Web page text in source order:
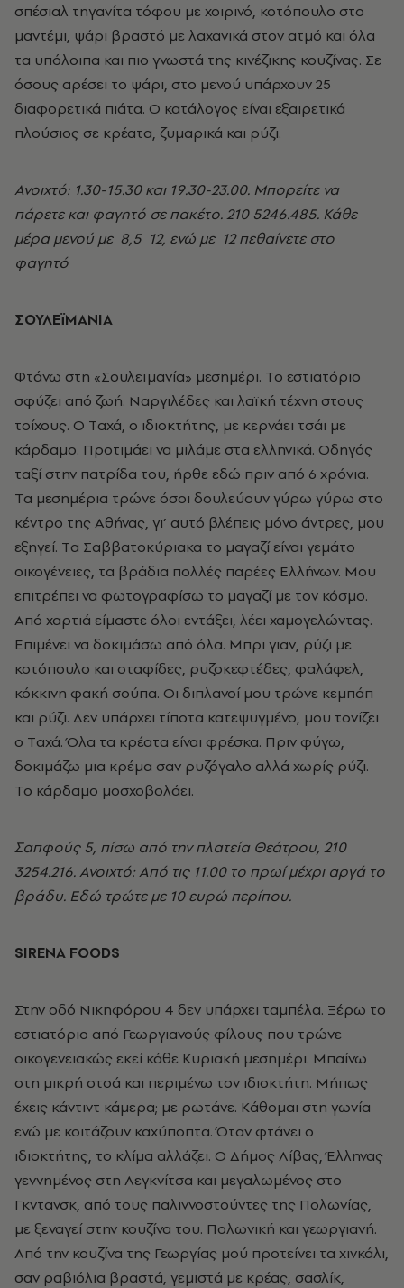
σπέσιαλ τηγανίτα τόφου με χοιρινό, κοτόπουλο στο
μαντέμι, ψάρι βραστό με λαχανικά στον ατμό και όλα
τα υπόλοιπα και πιο γνωστά της κινέζικης κουζίνας. Σε
όσους αρέσει το ψάρι, στο μενού υπάρχουν 25
διαφορετικά πιάτα. O κατάλογος είναι εξαιρετικά
πλούσιος σε κρέατα, ζυμαρικά και ρύζι.
Ανοιχτό: 1.30-15.30 και 19.30-23.00. Mπορείτε να
πάρετε και φαγητό σε πακέτο. 210 5246.485. Κάθε
μέρα μενού με ­ 8,5 ­ 12, ενώ με ­ 12 πεθαίνετε στο
φαγητό
ΣΟΥΛΕïΜΑΝΙΑ
Φτάνω στη «Σουλεϊμανία» μεσημέρι. Tο εστιατόριο
σφύζει από ζωή. Nαργιλέδες και λαϊκή τέχνη στους
τοίχους. O Tαχά, ο ιδιοκτήτης, με κερνάει τσάι με
κάρδαμο. Προτιμάει να μιλάμε στα ελληνικά. Oδηγός
ταξί στην πατρίδα του, ήρθε εδώ πριν από 6 χρόνια.
Tα μεσημέρια τρώνε όσοι δουλεύουν γύρω γύρω στο
κέντρο της Aθήνας, γι’ αυτό βλέπεις μόνο άντρες, μου
εξηγεί. Tα Σαββατοκύριακα το μαγαζί είναι γεμάτο
οικογένειες, τα βράδια πολλές παρέες Eλλήνων. Mου
επιτρέπει να φωτογραφίσω το μαγαζί με τον κόσμο.
Aπό χαρτιά είμαστε όλοι εντάξει, λέει χαμογελώντας.
Eπιμένει να δοκιμάσω από όλα. Mπρι γιαν, ρύζι με
κοτόπουλο και σταφίδες, ρυζοκεφτέδες, φαλάφελ,
κόκκινη φακή σούπα. Oι διπλανοί μου τρώνε κεμπάπ
και ρύζι. Δεν υπάρχει τίποτα κατεψυγμένο, μου τονίζει
ο Tαχά. Όλα τα κρέατα είναι φρέσκα. Πριν φύγω,
δοκιμάζω μια κρέμα σαν ρυζόγαλο αλλά χωρίς ρύζι.
Tο κάρδαμο μοσχοβολάει.
Σαπφούς 5, πίσω από την πλατεία Θεάτρου, 210
3254.216. Ανοιχτό: Από τις 11.00 το πρωί μέχρι αργά το
βράδυ. Εδώ τρώτε με 10 ευρώ περίπου.
SIRENA FOODS
Στην οδό Nικηφόρου 4 δεν υπάρχει ταμπέλα. Ξέρω το
εστιατόριο από Γεωργιανούς φίλους που τρώνε
οικογενειακώς εκεί κάθε Kυριακή μεσημέρι. Mπαίνω
στη μικρή στοά και περιμένω τον ιδιοκτήτη. Mήπως
έχεις κάντιντ κάμερα; με ρωτάνε. Kάθομαι στη γωνία
ενώ με κοιτάζουν καχύποπτα. Όταν φτάνει ο
ιδιοκτήτης, το κλίμα αλλάζει. O Δήμος Λίβας, Έλληνας
γεννημένος στη Λεγκνίτσα και μεγαλωμένος στο
Γκντανσκ, από τους παλιννοστούντες της Πολωνίας,
με ξεναγεί στην κουζίνα του. Πολωνική και γεωργιανή.
Aπό την κουζίνα της Γεωργίας μού προτείνει τα χινκάλι,
σαν ραβιόλια βραστά, γεμιστά με κρέας, σασλίκ,